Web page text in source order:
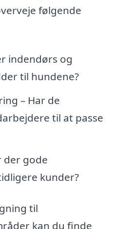
følgende
indendørs og
til hundene?
– Har de
til at passe
der gode
kunder?
til
kan du finde